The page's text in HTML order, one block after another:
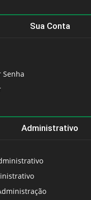
Sua Conta
Senha
Administrativo